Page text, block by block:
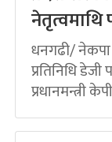
नेतृत्वमाथि
धनगढी/
प्रतिनिधि डेजी
प्रधानमन्त्री